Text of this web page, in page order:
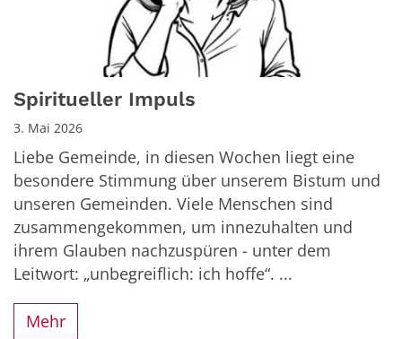
Spiritueller Impuls
3. Mai 2026
Liebe Gemeinde, in diesen Wochen liegt eine
besondere Stimmung über unserem Bistum und
unseren Gemeinden. Viele Menschen sind
zusammengekommen, um innezuhalten und
ihrem Glauben nachzuspüren - unter dem
Leitwort: „unbegreiflich: ich hoffe“. ...
Mehr